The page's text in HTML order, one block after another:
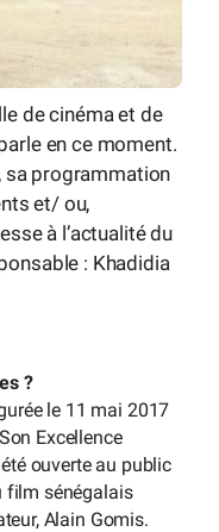
de cinéma et de
en ce moment.
sa programmation
et/ ou,
à l’actualité du
: Khadidia
?
le 11 mai 2017
Excellence
ouverte au public
film sénégalais
Alain Gomis.